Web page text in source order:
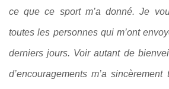
ce que ce sport m’a donné. Je
toutes les personnes qui m’ont
derniers jours. Voir autant de
d’encouragements m’a